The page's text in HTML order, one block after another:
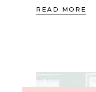
READ MORE